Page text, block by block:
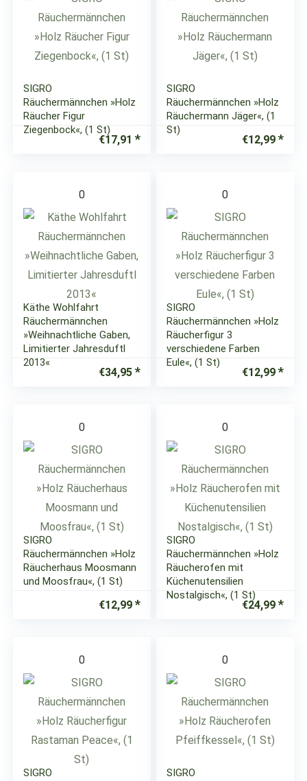
SIGRO
Räuchermännchen »Holz
Räucher Figur
Ziegenbock«, (1 St)
€17,91
SIGRO
Räuchermännchen »Holz
Räuchermann Jäger«, (1
St)
€12,99
0
Käthe Wohlfahrt
Räuchermännchen
»Weihnachtliche Gaben,
Limitierter Jahresduftl
2013«
€34,95
0
SIGRO
Räuchermännchen »Holz
Räucherfigur 3
verschiedene Farben
Eule«, (1 St)
€12,99
0
SIGRO
Räuchermännchen »Holz
Räucherhaus Moosmann
und Moosfrau«, (1 St)
€12,99
0
SIGRO
Räuchermännchen »Holz
Räucherofen mit
Küchenutensilien
Nostalgisch«, (1 St)
€24,99
0
SIGRO
0
SIGRO